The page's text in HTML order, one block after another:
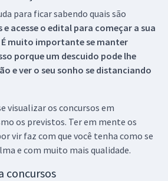
para ficar sabendo quais são
acesse o edital para começar a sua
muito importante se manter
porque um descuido pode lhe
e ver o seu sonho se distanciando
visualizar os concursos em
os previstos. Ter em mente os
vir faz com que você tenha como se
e com muito mais qualidade.
concursos